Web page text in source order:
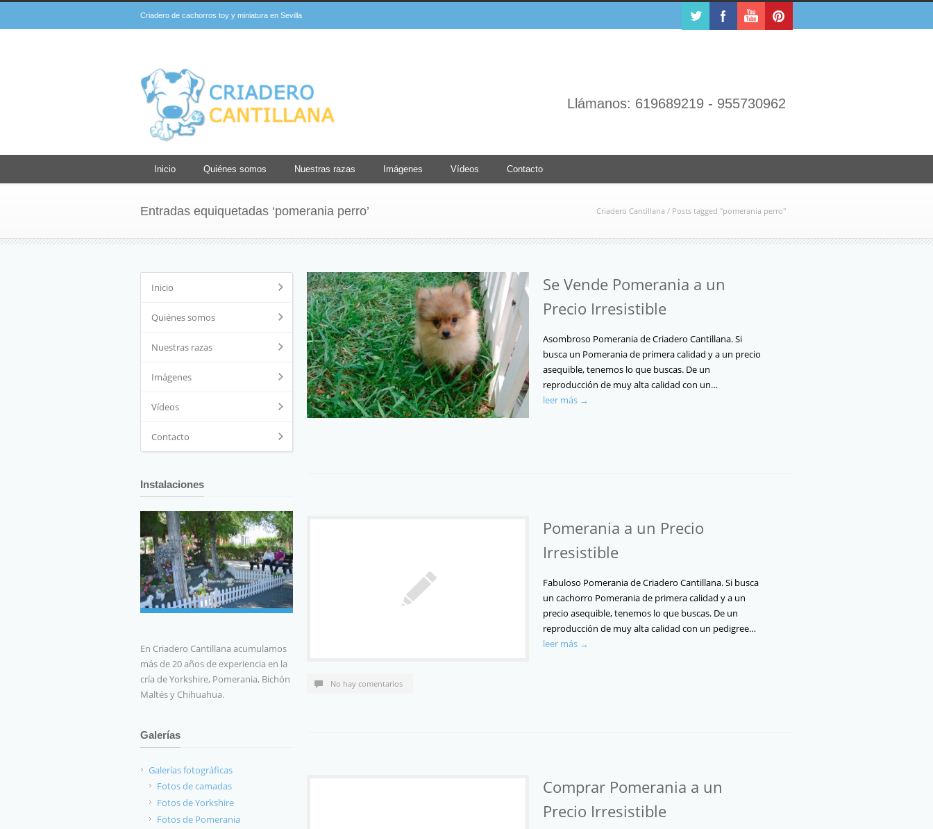
Criadero de cachorros toy y miniatura en Sevilla
Llámanos: 619689219 - 955730962
Inicio Quiénes somos Nuestras razas Imágenes Vídeos Contacto
Entradas equiquetadas ‘pomerania perro’ Criadero Cantillana / Posts tagged "pomerania perro"
Se Vende Pomerania a un
Precio Irresistible
Asombroso Pomerania de Criadero Cantillana. Si
busca un Pomerania de primera calidad y a un precio
asequible, tenemos lo que buscas. De un
reproducción de muy alta calidad con un…
leer más →
Pomerania a un Precio
Irresistible
Fabuloso Pomerania de Criadero Cantillana. Si busca
un cachorro Pomerania de primera calidad y a un
precio asequible, tenemos lo que buscas. De un
reproducción de muy alta calidad con un pedigree…
leer más →
No hay comentarios
Comprar Pomerania a un
Precio Irresistible
Inicio
Quiénes somos
Nuestras razas
Imágenes
Vídeos
Contacto
Instalaciones
En Criadero Cantillana acumulamos
más de 20 años de experiencia en la
cría de Yorkshire, Pomerania, Bichón
Maltés y Chihuahua.
Galerías
Galerías fotográficas
Fotos de camadas
Fotos de Yorkshire
Fotos de Pomerania